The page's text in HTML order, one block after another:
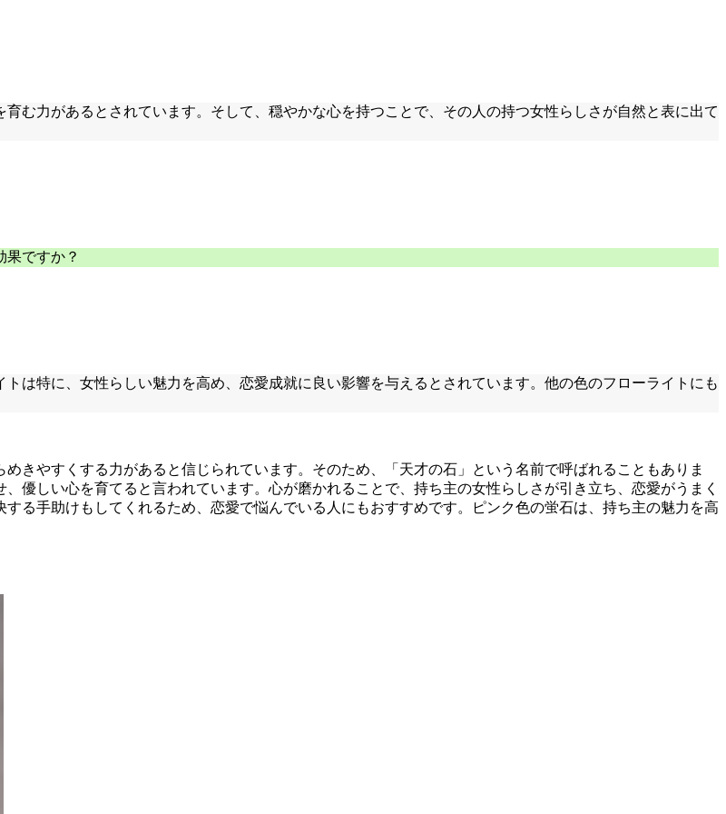
む力があるとされています。そして、穏やかな心を持つことで、その人の持つ女性らしさが自然と表に出て
果ですか？
は特に、女性らしい魅力を高め、恋愛成就に良い影響を与えるとされています。他の色のフローライトにも
きやすくする力があると信じられています。そのため、「天才の石」という名前で呼ばれることもありま
優しい心を育てると言われています。心が磨かれることで、持ち主の女性らしさが引き立ち、恋愛がうまく
る手助けもしてくれるため、恋愛で悩んでいる人にもおすすめです。ピンク色の蛍石は、持ち主の魅力を高